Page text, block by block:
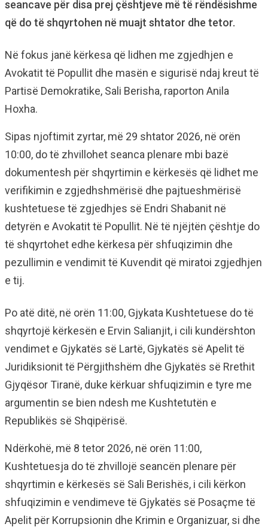
seancave për disa prej çështjeve më të rëndësishme
që do të shqyrtohen në muajt shtator dhe tetor.
Në fokus janë kërkesa që lidhen me zgjedhjen e
Avokatit të Popullit dhe masën e sigurisë ndaj kreut të
Partisë Demokratike, Sali Berisha, raporton Anila
Hoxha.
Sipas njoftimit zyrtar, më 29 shtator 2026, në orën
10:00, do të zhvillohet seanca plenare mbi bazë
dokumentesh për shqyrtimin e kërkesës që lidhet me
verifikimin e zgjedhshmërisë dhe pajtueshmërisë
kushtetuese të zgjedhjes së Endri Shabanit në
detyrën e Avokatit të Popullit. Në të njëjtën çështje do
të shqyrtohet edhe kërkesa për shfuqizimin dhe
pezullimin e vendimit të Kuvendit që miratoi zgjedhjen
e tij.
Po atë ditë, në orën 11:00, Gjykata Kushtetuese do të
shqyrtojë kërkesën e Ervin Salianjit, i cili kundërshton
vendimet e Gjykatës së Lartë, Gjykatës së Apelit të
Juridiksionit të Përgjithshëm dhe Gjykatës së Rrethit
Gjyqësor Tiranë, duke kërkuar shfuqizimin e tyre me
argumentin se bien ndesh me Kushtetutën e
Republikës së Shqipërisë.
Ndërkohë, më 8 tetor 2026, në orën 11:00,
Kushtetuesja do të zhvillojë seancën plenare për
shqyrtimin e kërkesës së Sali Berishës, i cili kërkon
shfuqizimin e vendimeve të Gjykatës së Posaçme të
Apelit për Korrupsionin dhe Krimin e Organizuar, si dhe